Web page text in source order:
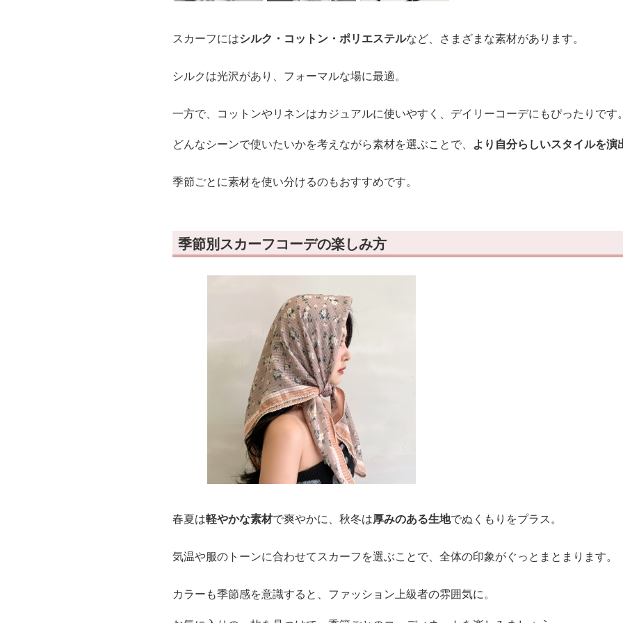
スカーフにはシルク・コットン・ポリエステルなど、さまざまな素材があります。
シルクは光沢があり、フォーマルな場に最適。
一方で、コットンやリネンはカジュアルに使いやすく、デイリーコーデにもぴったりです。
どんなシーンで使いたいかを考えながら素材を選ぶことで、 より自分らしいスタイルを演
季節ごとに素材を使い分けるのもおすすめです。
季節別スカーフコーデの楽しみ方
春夏は軽やかな素材で爽やかに、秋冬は厚みのある生地でぬくもりをプラス。
気温や服のトーンに合わせてスカーフを選ぶことで、全体の印象がぐっとまとまります。
カラーも季節感を意識すると、ファッション上級者の雰囲気に。